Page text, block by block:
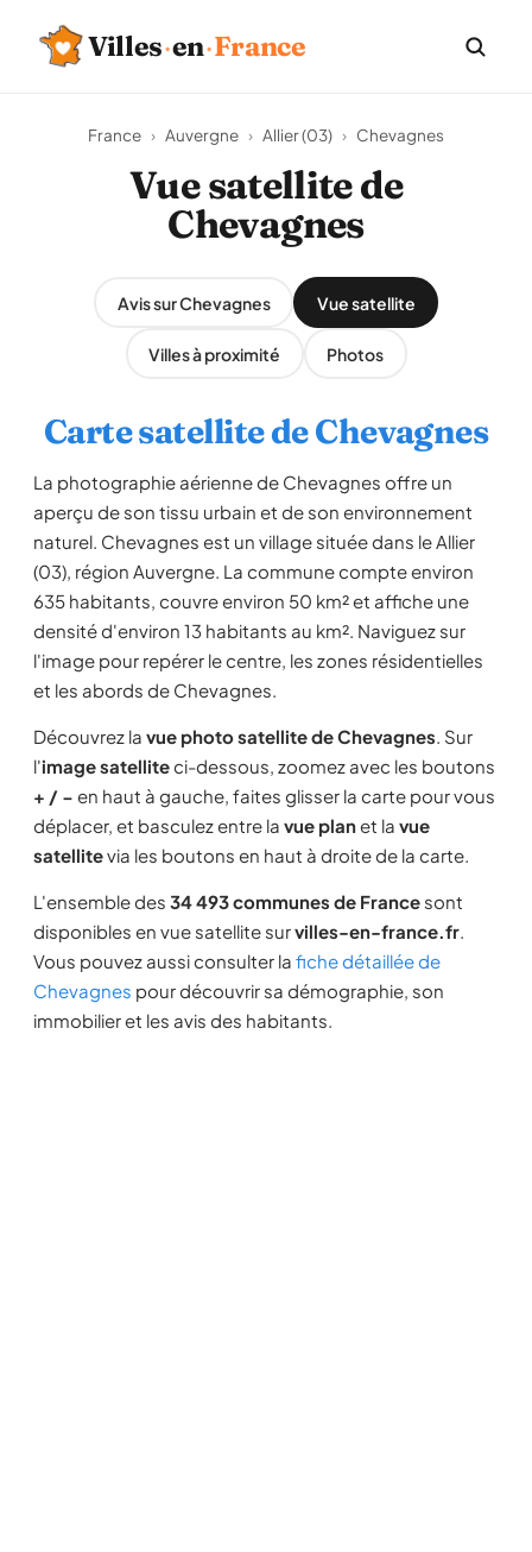
Villes·en·France
France › Auvergne › Allier (03) › Chevagnes
Vue satellite de
Chevagnes
Avis sur Chevagnes Vue satellite
Villes à proximité Photos
Carte satellite de Chevagnes
La photographie aérienne de Chevagnes offre un
aperçu de son tissu urbain et de son environnement
naturel. Chevagnes est un village située dans le Allier
(03), région Auvergne. La commune compte environ
635 habitants, couvre environ 50 km² et affiche une
densité d'environ 13 habitants au km². Naviguez sur
l'image pour repérer le centre, les zones résidentielles
et les abords de Chevagnes.
Découvrez la vue photo satellite de Chevagnes. Sur
l'image satelliteci-dessous, zoomez avec les boutons
+ / − en haut à gauche, faites glisser la carte pour vous
déplacer, et basculez entre la vue planet la vue
satellitevia les boutons en haut à droite de la carte.
L'ensemble des 34 493 communes de France sont
disponibles en vue satellite survilles-en-france.fr.
Vous pouvez aussi consulter la fiche détaillée de
Chevagnes pour découvrir sa démographie, son
immobilier et les avis des habitants.